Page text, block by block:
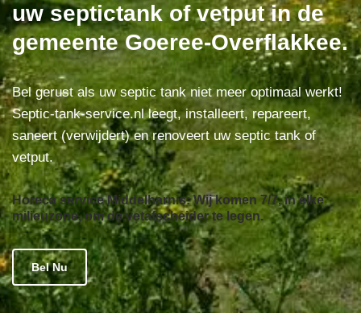
uw septictank of vetput in de
gemeente Goeree-Overflakkee.
Bel gerust als uw septic tank niet meer optimaal werkt!
Septic-tank-service.nl leegt, installeert, repareert,
saneert (verwijdert) en renoveert uw septic tank of
vetput.
Horeca service Middelharnis: Wij komen 7/7, in elke
milieuzone, om de vetafscheider te legen.
Bel Nu